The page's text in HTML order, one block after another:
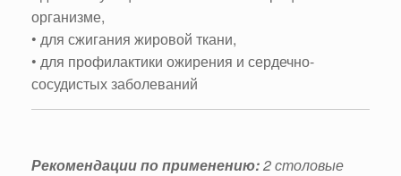
организме,
• для сжигания жировой ткани,
• для профилактики ожирения и сердечно-
сосудистых заболеваний
Рекомендации по применению:2 столовые